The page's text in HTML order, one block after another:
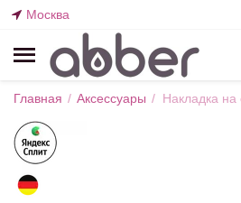
Москва
Главная / Аксессуары / Накладка на